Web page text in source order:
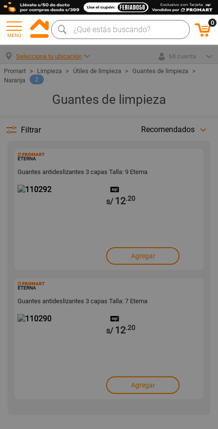
MENÚ
0
Selecciona tu ubicación
Mi cuenta
Limpieza
Útiles de limpieza
Guantes de limpieza
Naranja
2
Guantes de limpieza
Filtrar Recomendados
ETERNA
Guantes antideslizantes 3 capas Talla: 9 Eterna
s/ 12.20
Agregar
ETERNA
Guantes antideslizantes 3 capas Talla: 7 Eterna
s/ 12.20
Agregar